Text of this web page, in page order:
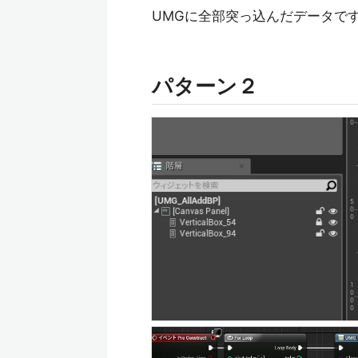
UMGに全部突っ込んだデータで
パターン２